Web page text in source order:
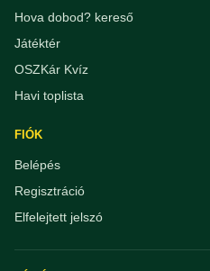
Hova dobod? kereső
Játéktér
OSZKár Kvíz
Havi toplista
FIÓK
Belépés
Regisztráció
Elfelejtett jelszó